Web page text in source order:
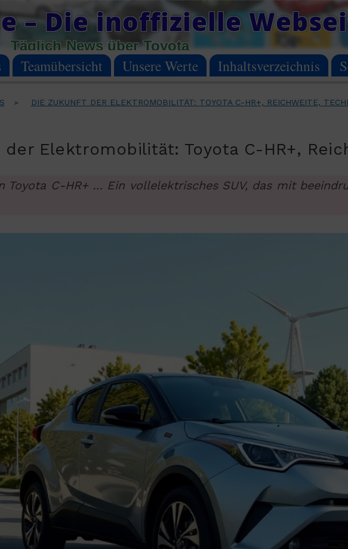
– Die inoffizielle
Täglich News über Toyota
Teamübersicht Unsere Werte Inhaltsverzeichnis
▸ DIE ZUKUNFT DER ELEKTROMOBILITÄT: TOYOTA C-HR+, REICHWEITE,
Elektromobilität: Toyota C-HR+,
Toyota C-HR+ … Ein vollelektrisches SUV, das mit